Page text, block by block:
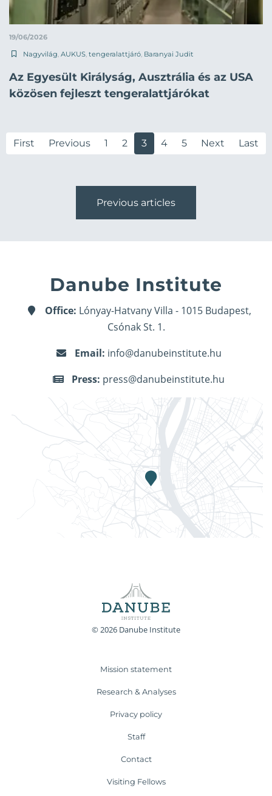
19/06/2026
Nagyvilág, AUKUS, tengeralattjáró, Baranyai Judit
Az Egyesült Királyság, Ausztrália és az USA
közösen fejleszt tengeralattjárókat
First Previous 1 2 3 4 5 Next Last
Previous articles
Danube Institute
Office: Lónyay-Hatvany Villa - 1015 Budapest,
Csónak St. 1.
Email: info@danubeinstitute.hu
Press: press@danubeinstitute.hu
© 2026 Danube Institute
Mission statement
Research & Analyses
Privacy policy
Staff
Contact
Visiting Fellows